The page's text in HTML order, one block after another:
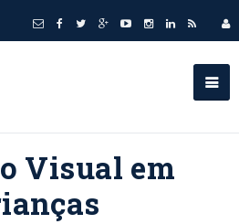
Visual em